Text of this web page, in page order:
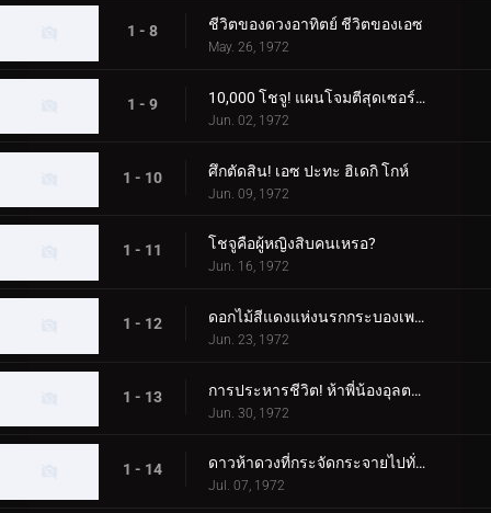
1 - 8 ชีวิตของดวงอาทิตย์ ชีวิตของเอซ
May. 26, 1972
1 - 9 10,000 โชจู! แผนโจมตีสุดเซอร์ไพรส์
Jun. 02, 1972
1 - 10 ศึกตัดสิน! เอซ ปะทะ ฮิเดกิ โกห์
Jun. 09, 1972
1 - 11 โชจูคือผู้หญิงสิบคนเหรอ?
Jun. 16, 1972
1 - 12 ดอกไม้สีแดงแห่งนรกกระบองเพชร
Jun. 23, 1972
1 - 13 การประหารชีวิต! ห้าพี่น้องอุลตร้า
Jun. 30, 1972
1 - 14 ดาวห้าดวงที่กระจัดกระจายไปทั่วกาแล็กซี
Jul. 07, 1972